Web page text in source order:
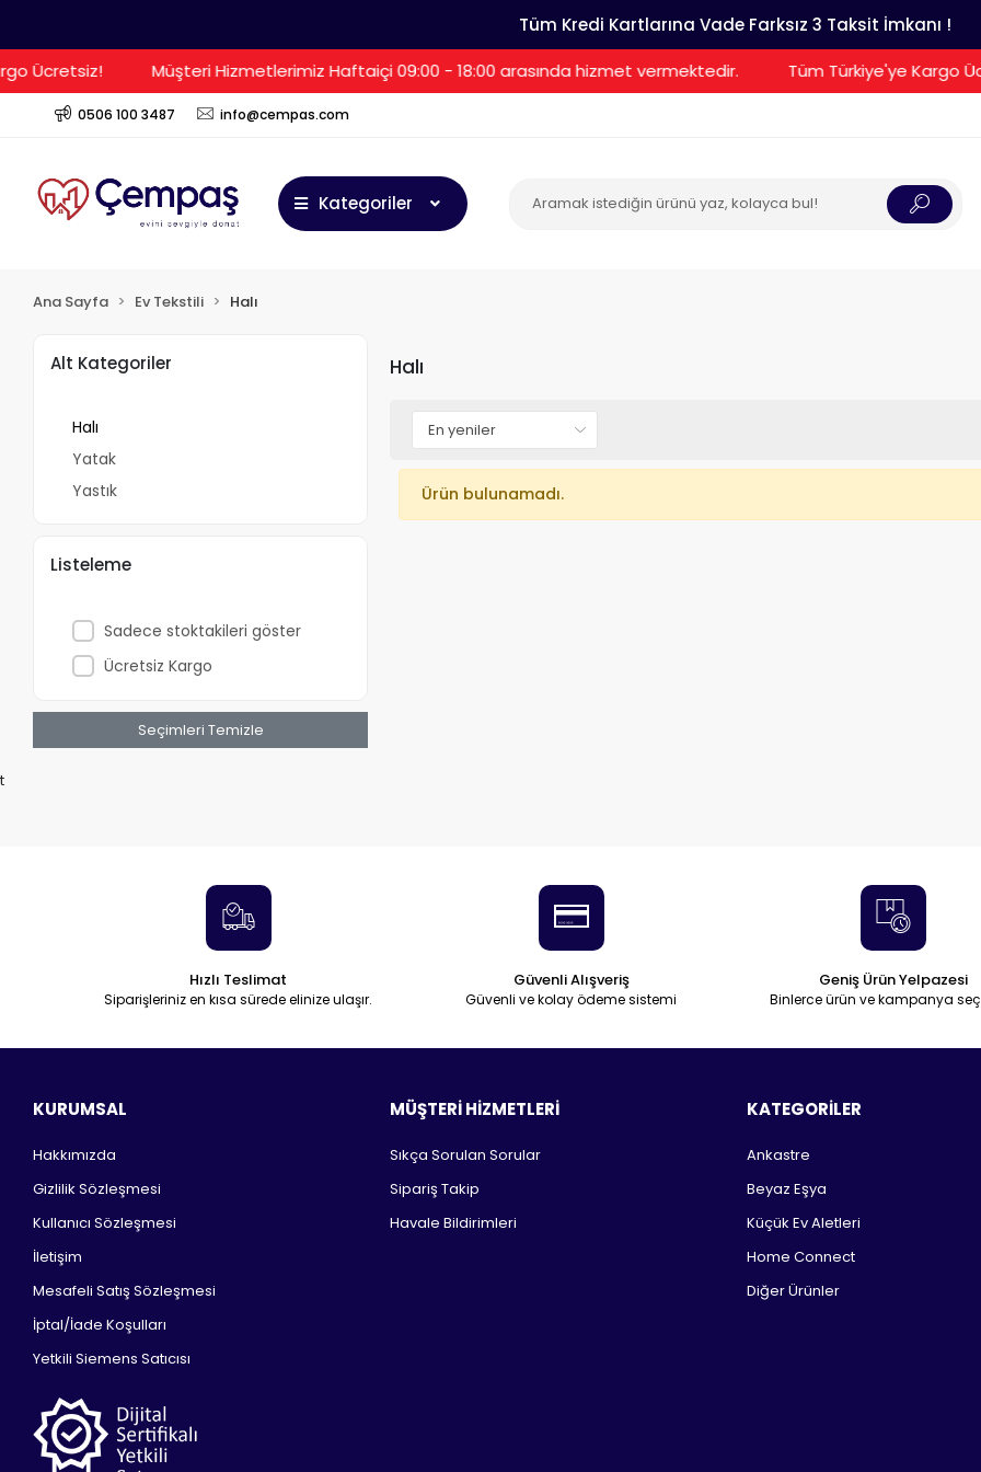
Tüm Kredi Kartlarına Vade Farksız 3 Taksit İmkanı !
Ücretsiz! Müşteri Hizmetlerimiz Haftaiçi 09:00 - 18:00 arasında hizmet vermektedir. Tüm Türkiye'ye Kargo
0506 100 3487 info@cempas.com
Kategoriler
Ana Sayfa Ev Tekstili Halı
Alt Kategoriler
Halı
Yatak
Yastık
Listeleme
Sadece stoktakileri göster
Ücretsiz Kargo
Seçimleri Temizle
Halı
Ürün bulunamadı.
t
Hızlı Teslimat
Siparişleriniz en kısa sürede elinize ulaşır.
Güvenli Alışveriş
Güvenli ve kolay ödeme sistemi
Geniş Ürün Yelpazesi
Binlerce ürün ve kampanya
KURUMSAL
Hakkımızda
Gizlilik Sözleşmesi
Kullanıcı Sözleşmesi
İletişim
Mesafeli Satış Sözleşmesi
İptal/İade Koşulları
Yetkili Siemens Satıcısı
MÜŞTERİ HİZMETLERİ
Sıkça Sorulan Sorular
Sipariş Takip
Havale Bildirimleri
KATEGORİLER
Ankastre
Beyaz Eşya
Küçük Ev Aletleri
Home Connect
Diğer Ürünler